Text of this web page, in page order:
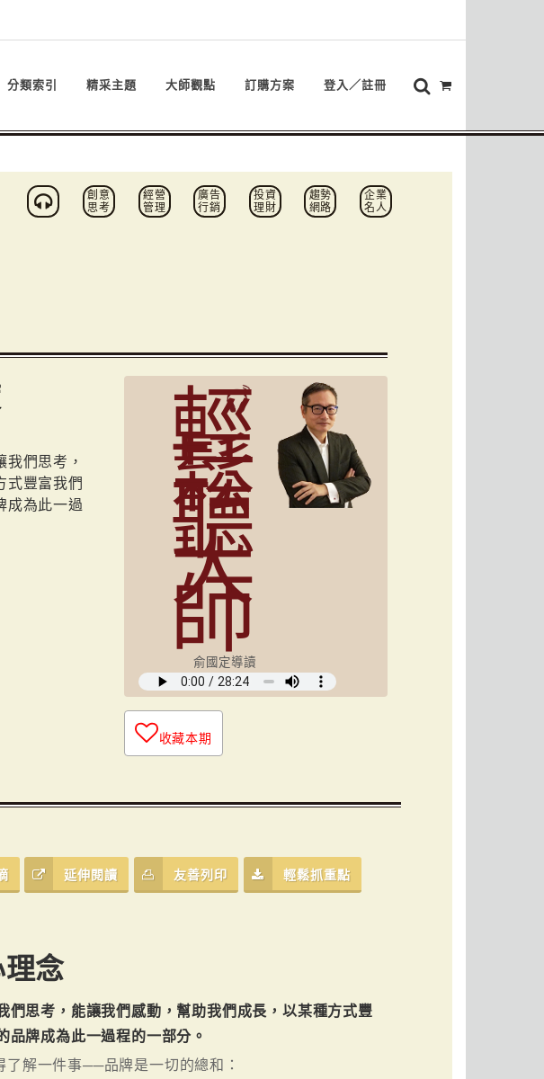
分類索引 精采主題 大師觀點 訂購方案 登入／註冊
創意
思考
經營
管理
廣告
行銷
投資
理財
趨勢
網路
企業
名人
們思考，
式豐富我們
成為此一過
輕
鬆
聽
大
師
俞國定導讀
收藏本期
延伸閱讀 友善列印 輕鬆抓重點
念
們思考，能讓我們感動，幫助我們成長，以某種方式豐
品牌成為此一過程的一部分。
解一件事──品牌是一切的總和：